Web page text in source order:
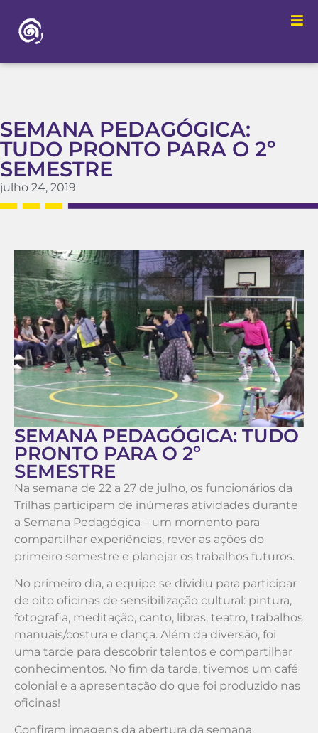
SEMANA PEDAGÓGICA:
TUDO PRONTO PARA O 2º
SEMESTRE
julho 24, 2019
SEMANA PEDAGÓGICA: TUDO
PRONTO PARA O 2º
SEMESTRE
Na semana de 22 a 27 de julho, os funcionários da
Trilhas participam de inúmeras atividades durante
a Semana Pedagógica – um momento para
compartilhar experiências, rever as ações do
primeiro semestre e planejar os trabalhos futuros.
No primeiro dia, a equipe se dividiu para participar
de oito oficinas de sensibilização cultural: pintura,
fotografia, meditação, canto, libras, teatro, trabalhos
manuais/costura e dança. Além da diversão, foi
uma tarde para descobrir talentos e compartilhar
conhecimentos. No fim da tarde, tivemos um café
colonial e a apresentação do que foi produzido nas
oficinas!
Confiram imagens da abertura da semana